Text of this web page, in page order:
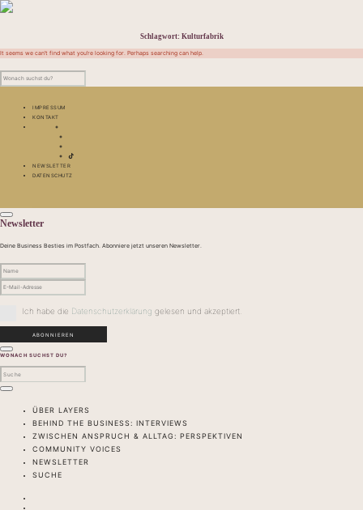
Schlagwort: Kulturfabrik
It seems we can’t find what you’re looking for. Perhaps searching can help.
IMPRESSUM
KONTAKT
NEWSLETTER
DATENSCHUTZ
Newsletter
Deine Business Besties im Postfach. Abonniere jetzt unseren Newsletter.
Ich habe die Datenschutzerklärung gelesen und akzeptiert.
WONACH SUCHST DU?
ÜBER LAYERS
BEHIND THE BUSINESS: INTERVIEWS
ZWISCHEN ANSPRUCH & ALLTAG: PERSPEKTIVEN
COMMUNITY VOICES
NEWSLETTER
SUCHE